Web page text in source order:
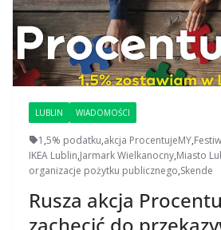
LUBLIN WIADOMOŚCI
1 ,5% podatku,akcja ProcentujeMY,
IKEA Lublin,Jarmark Wielkanocny,Miasto
organizacje pożytku publicznego,Skende
Rusza akcja
zachęcić do